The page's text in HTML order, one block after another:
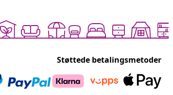
Støttede betalingsmetoder